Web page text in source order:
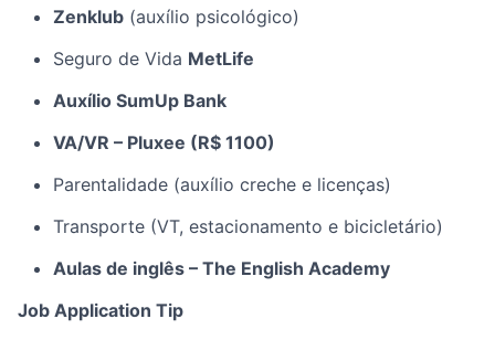
Zenklub (auxílio psicológico)
Seguro de Vida MetLife
Auxílio SumUp Bank
VA/VR – Pluxee (R$ 1100)
Parentalidade (auxílio creche e licenças)
Transporte (VT, estacionamento e bicicletário)
Aulas de inglês – The English Academy
Job Application Tip